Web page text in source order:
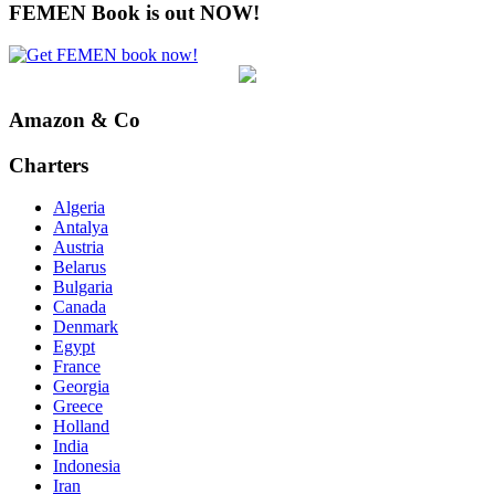
FEMEN Book is out NOW!
Amazon & Co
Charters
Algeria
Antalya
Austria
Belarus
Bulgaria
Canada
Denmark
Egypt
France
Georgia
Greece
Holland
India
Indonesia
Iran